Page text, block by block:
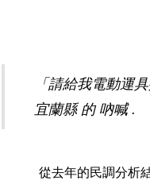
「請給我電動運
宜蘭縣 的 吶喊 .
從去年的民調分析